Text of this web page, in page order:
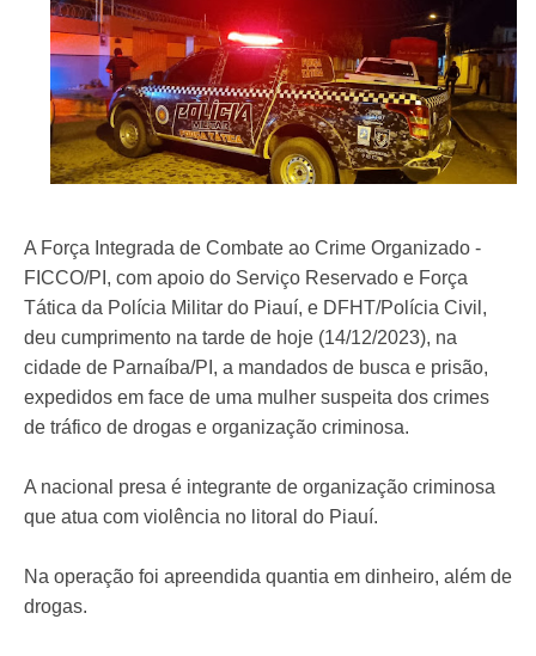
A Força Integrada de Combate ao Crime Organizado -
FICCO/PI, com apoio do Serviço Reservado e Força
Tática da Polícia Militar do Piauí, e DFHT/Polícia Civil,
deu cumprimento na tarde de hoje (14/12/2023), na
cidade de Parnaíba/PI, a mandados de busca e prisão,
expedidos em face de uma mulher suspeita dos crimes
de tráfico de drogas e organização criminosa.
A nacional presa é integrante de organização criminosa
que atua com violência no litoral do Piauí.
Na operação foi apreendida quantia em dinheiro, além de
drogas.